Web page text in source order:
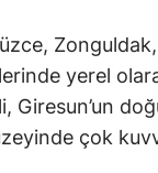
yerel
Giresun’un
çok